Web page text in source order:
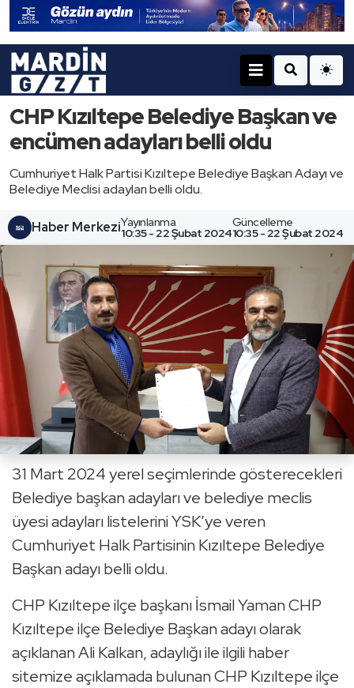
CHP Kızıltepe Belediye Başkan ve
encümen adayları belli oldu
Cumhuriyet Halk Partisi Kızıltepe Belediye Başkan Adayı ve
Belediye Meclisi adayları belli oldu.
Haber MerkeziYayınlanma
10:35 - 22 Şubat 2024
Güncelleme
10:35 - 22 Şubat 2024
31 Mart 2024 yerel seçimlerinde gösterecekleri
Belediye başkan adayları ve belediye meclis
üyesi adayları listelerini YSK’ye veren
Cumhuriyet Halk Partisinin Kızıltepe Belediye
Başkan adayı belli oldu.
CHP Kızıltepe ilçe başkanı İsmail Yaman CHP
Kızıltepe ilçe Belediye Başkan adayı olarak
açıklanan Ali Kalkan, adaylığı ile ilgili haber
sitemize açıklamada bulunan CHP Kızıltepe ilçe